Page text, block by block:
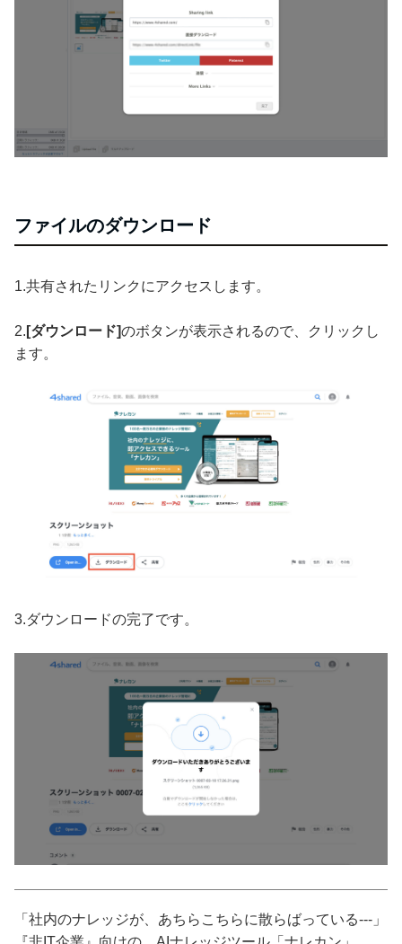
ファイルのダウンロード
1.共有されたリンクにアクセスします。
2. [ダウンロード]のボタンが表示されるので、クリックし
ます。
3.ダウンロードの完了です。
「社内のナレッジが、あちらこちらに散らばっている---」